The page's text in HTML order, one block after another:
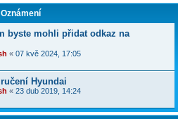
Oznámení
byste mohli přidat odkaz na
« 07 kvě 2024, 17:05
Hyundai
« 23 dub 2019, 14:24